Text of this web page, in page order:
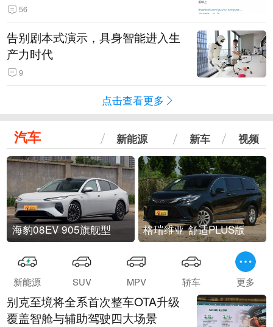
56
告别剧本式演示，具身智能进入生
产力时代
9
点击查看更多
汽车 新能源 新车 视频
海豹08EV 905旗舰型 格瑞维亚 舒适PLUS版
新能源 SUV MPV 轿车 更多
别克至境将全系首次整车OTA升级
覆盖智舱与辅助驾驶四大场景